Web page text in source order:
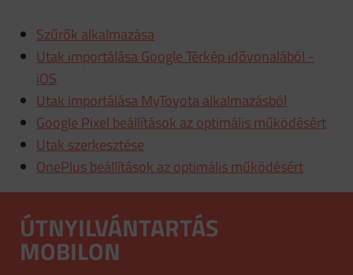
Szűrők alkalmazása
Utak importálása Google Térkép idővonalából -
iOS
Utak importálása MyToyota alkalmazásból
Google Pixel beállítások az optimális működésért
Utak szerkesztése
OnePlus beállítások az optimális működésért
ÚTNYILVÁNTARTÁS
MOBILON